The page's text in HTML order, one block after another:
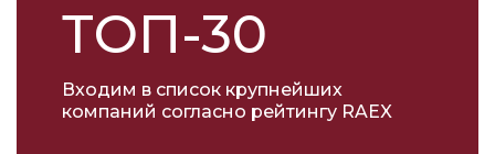
ТОП-30
Входим в список крупнейших
компаний согласно рейтингу RAEX